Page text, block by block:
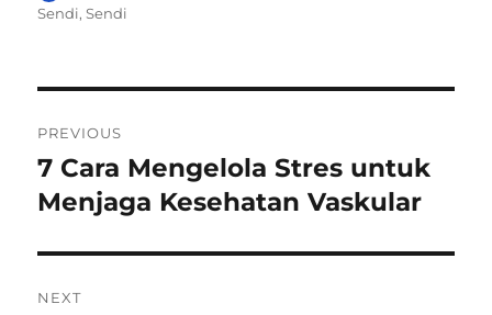
Sendi,Sendi
pos
PREVIOUS
Previous
post:
7 Cara Mengelola Stres untuk
Menjaga Kesehatan Vaskular
NEXT